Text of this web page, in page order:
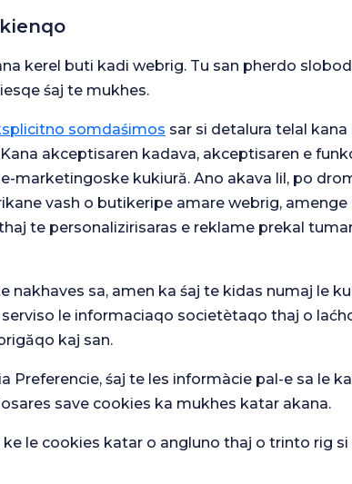
Sondaj general
de satisfacție
kerel buti kadi webrig. Tu san pherdo
śaj te mukhes.
somdaśimos sar si detalura telal
akceptisaren kadava, akceptisaren e
marketingoske kukiură. Ano akava lil, po
vash o butikeripe amare webrig, amenge
te personalizirisaras e reklame prekal
nakhaves sa, amen ka śaj te kidas numaj le
le informaciaqo societètaqo thaj o
kaj san.
Preferencie, śaj te les informàcie pal-e sa le
save cookies ka mukhes katar akana.
le cookies katar o angluno thaj o trinto rig